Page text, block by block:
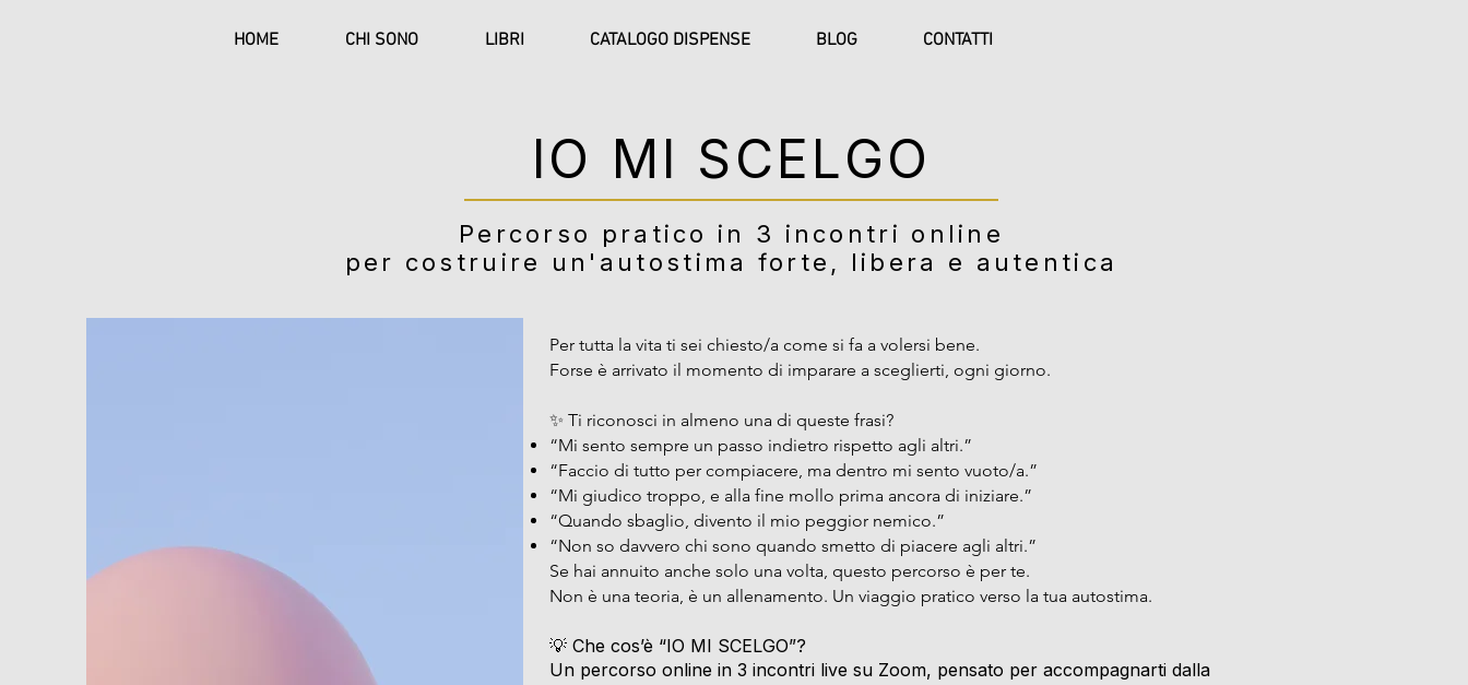
HOME CHI SONO LIBRI CATALOGO DISPENSE BLOG CONTATTI
IO MI SCELGO
Percorso pratico in 3 incontri online
per costruire un'autostima forte, libera e autentica
Per tutta la vita ti sei chiesto/a come si fa a volersi bene.
Forse è arrivato il momento di imparare a sceglierti, ogni giorno.
✨ Ti riconosci in almeno una di queste frasi?
“Mi sento sempre un passo indietro rispetto agli altri.”
“Faccio di tutto per compiacere, ma dentro mi sento vuoto/a.”
“Mi giudico troppo, e alla fine mollo prima ancora di iniziare.”
“Quando sbaglio, divento il mio peggior nemico.”
“Non so davvero chi sono quando smetto di piacere agli altri.”
Se hai annuito anche solo una volta, questo percorso è per te.
Non è una teoria, è un allenamento. Un viaggio pratico verso la tua autostima.
💡 Che cos’è “IO MI SCELGO”?
Un percorso online in 3 incontri live su Zoom, pensato per accompagnarti dalla